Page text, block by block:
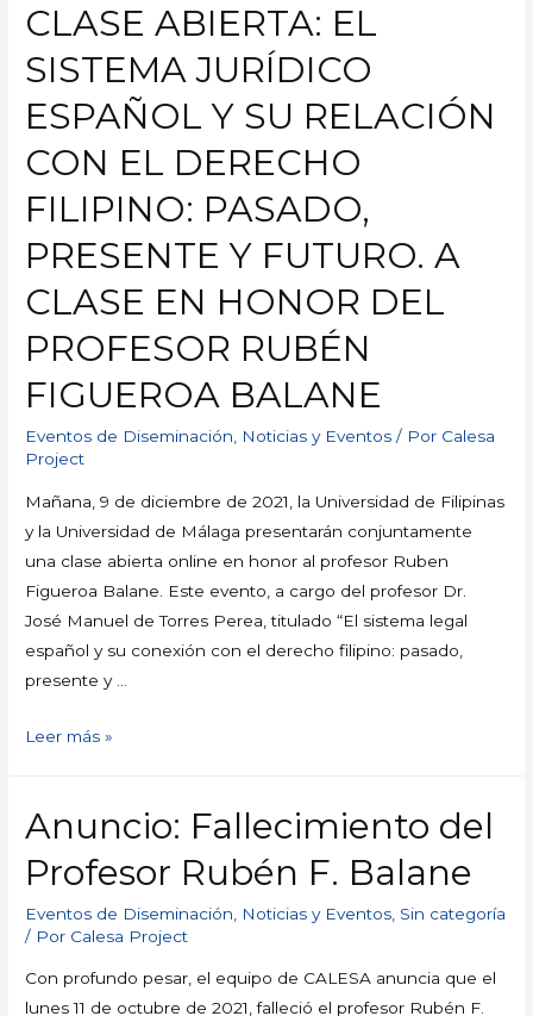
CLASE ABIERTA: EL
SISTEMA JURÍDICO
ESPAÑOL Y SU RELACIÓN
CON EL DERECHO
FILIPINO: PASADO,
PRESENTE Y FUTURO. A
CLASE EN HONOR DEL
PROFESOR RUBÉN
FIGUEROA BALANE
Eventos de Diseminación Noticias y Eventos / Por Calesa
Project
Mañana, 9 de diciembre de 2021, la Universidad de Filipinas
y la Universidad de Málaga presentarán conjuntamente
una clase abierta online en honor al profesor Ruben
Figueroa Balane. Este evento, a cargo del profesor Dr.
José Manuel de Torres Perea, titulado “El sistema legal
español y su conexión con el derecho filipino: pasado,
presente y …
Leer más »
Anuncio: Fallecimiento del
Profesor Rubén F. Balane
Eventos de Diseminación Noticias y Eventos Sin categoría
/ Por Calesa Project
Con profundo pesar, el equipo de CALESA anuncia que el
lunes 11 de octubre de 2021, falleció el profesor Rubén F.